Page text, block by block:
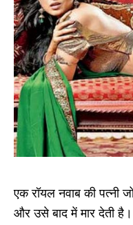
एक रॉयल नवाब की पत्नी
और उसे बाद में मार देती है।